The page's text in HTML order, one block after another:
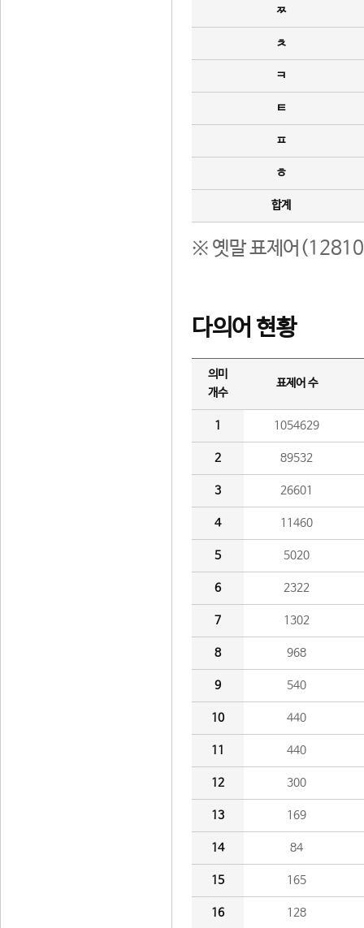
ㅉ
ㅊ
ㅋ
ㅌ
ㅍ
ㅎ
합계
※ 옛말 표제어(12810
다의어 현황
의미
개수
표제어 수
1 1054629
2 89532
3 26601
4 11460
5 5020
6 2322
7 1302
8 968
9 540
10 440
11 440
12 300
13 169
14 84
15 165
16 128